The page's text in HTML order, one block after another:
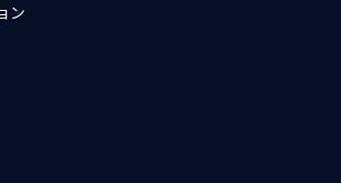
ン